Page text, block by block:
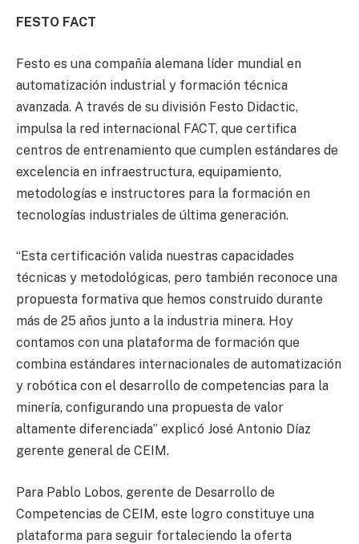
FESTO FACT
Festo es una compañía alemana líder mundial en
automatización industrial y formación técnica
avanzada. A través de su división Festo Didactic,
impulsa la red internacional FACT, que certifica
centros de entrenamiento que cumplen estándares de
excelencia en infraestructura, equipamiento,
metodologías e instructores para la formación en
tecnologías industriales de última generación.
“Esta certificación valida nuestras capacidades
técnicas y metodológicas, pero también reconoce una
propuesta formativa que hemos construido durante
más de 25 años junto a la industria minera. Hoy
contamos con una plataforma de formación que
combina estándares internacionales de automatización
y robótica con el desarrollo de competencias para la
minería, configurando una propuesta de valor
altamente diferenciada” explicó José Antonio Díaz
gerente general de CEIM.
Para Pablo Lobos, gerente de Desarrollo de
Competencias de CEIM, este logro constituye una
plataforma para seguir fortaleciendo la oferta